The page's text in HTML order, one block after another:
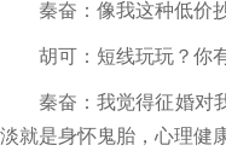
秦奋：像我这种低价抄
胡可：短线玩玩？你有
秦奋：我觉得征婚对我
淡就是身怀鬼胎，心理健